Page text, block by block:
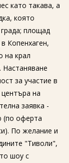
като такава, а
която
площад
Копенхаген,
на крал
Настаняване
за участие в
на
заявка -
(по оферта
По желание и
"Тиволи",
шоу с